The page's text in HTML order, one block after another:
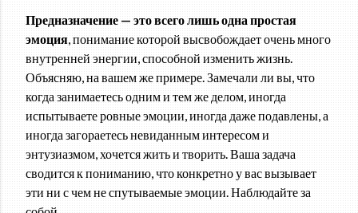
Предназначение — это всего лишь одна простая
эмоция, понимание которой высвобождает очень много
внутренней энергии, способной изменить жизнь.
Объясняю, на вашем же примере. Замечали ли вы, что
когда занимаетесь одним и тем же делом, иногда
испытываете ровные эмоции, иногда даже подавлены, а
иногда загораетесь невиданным интересом и
энтузиазмом, хочется жить и творить. Ваша задача
сводится к пониманию, что конкретно у вас вызывает
эти ни с чем не спутываемые эмоции. Наблюдайте за